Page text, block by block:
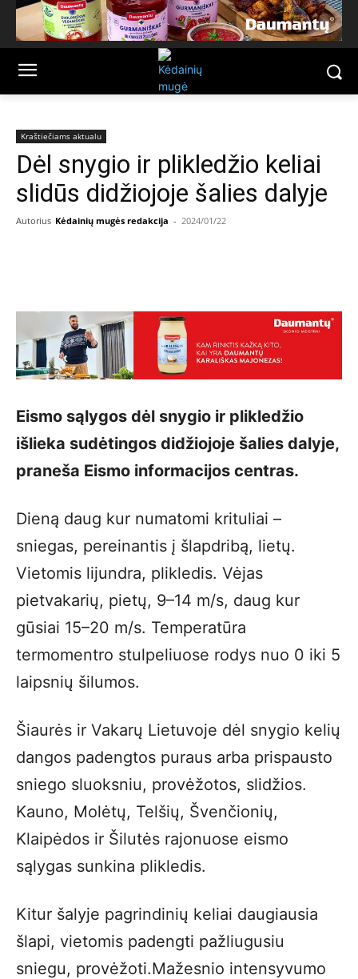
Kraštiečiams aktualu
Dėl snygio ir plikledžio keliai
slidūs didžiojoje šalies dalyje
Autorius Kėdainių mugės redakcija - 2024/01/22
Eismo sąlygos dėl snygio ir plikledžio
išlieka sudėtingos didžiojoje šalies dalyje,
praneša Eismo informacijos centras.
Dieną daug kur numatomi krituliai –
sniegas, pereinantis į šlapdribą, lietų.
Vietomis lijundra, plikledis. Vėjas
pietvakarių, pietų, 9–14 m/s, daug kur
gūsiai 15–20 m/s. Temperatūra
termomentro stulpeliuose rodys nuo 0 iki 5
laipsnių šilumos.
Šiaurės ir Vakarų Lietuvoje dėl snygio kelių
dangos padengtos puraus arba prispausto
sniego sluoksniu, provėžotos, slidžios.
Kauno, Molėtų, Telšių, Švenčionių,
Klaipėdos ir Šilutės rajonuose eismo
sąlygas sunkina plikledis.
Kitur šalyje pagrindinių keliai daugiausia
šlapi, vietomis padengti pažliugusiu
sniegu, provėžoti.Mažesnio intensyvumo